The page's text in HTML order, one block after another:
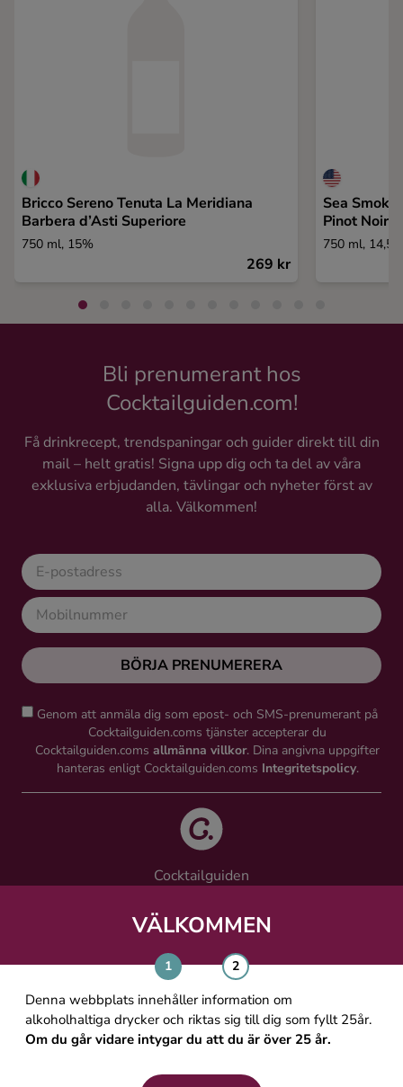
VÄLKOMMEN
Denna webbplats innehåller information om
alkoholhaltiga drycker och riktas sig till dig som fyllt 25år.
Om du går vidare intygar du att du är över 25 år.
Bricco Sereno Tenuta La Meridiana
Barbera d’Asti Superiore
750 ml, 15%
269 kr
Sea
Pinot Noir
750 ml,
Bli prenumerant hos
Cocktailguiden.com!
Få drinkrecept, trendspaningar och guider direkt till din
mail – helt gratis! Signa upp dig och ta del av våra
exklusiva erbjudanden, tävlingar och nyheter först av
alla. Välkommen!
BÖRJA PRENUMERERA
Genom att anmäla dig som epost- och SMS-prenumerant på
Cocktailguiden.coms tjänster accepterar du
Cocktailguiden.coms allmänna villkor. Dina angivna uppgifter
hanteras enligt Cocktailguiden.coms Integritetspolicy.
Cocktailguiden
Västra Järnvägsgatan 21, 111 64 Stockholm
ALLMÄNNA VILLKOR